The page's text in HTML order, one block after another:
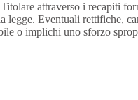
attraverso i recapiti
Eventuali rettifiche,
o implichi uno sforzo